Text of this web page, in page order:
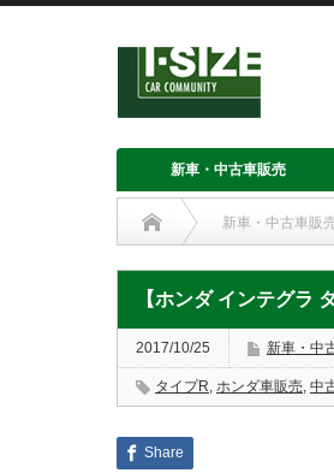
新車・中古車販売
新車・中古車販
【ホンダ インテグラ
2017/10/25 新車・中
タイプR, ホンダ車販売, 中
Share